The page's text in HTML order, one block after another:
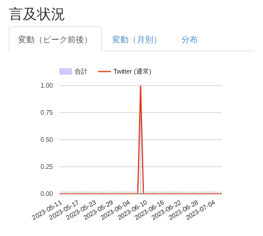
言及状況
変動（ピーク前後） 変動（月別） 分布
合計 Twitter (通常)
2023-05-112023-05-172023-05-232023-05-292023-06-042023-06-102023-06-162023-06-222023-06-282023-07-04
0.00
0.25
0.50
0.75
1.00